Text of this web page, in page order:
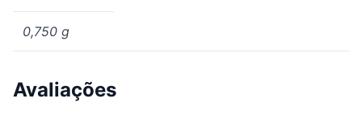
0,750 g
Avaliações